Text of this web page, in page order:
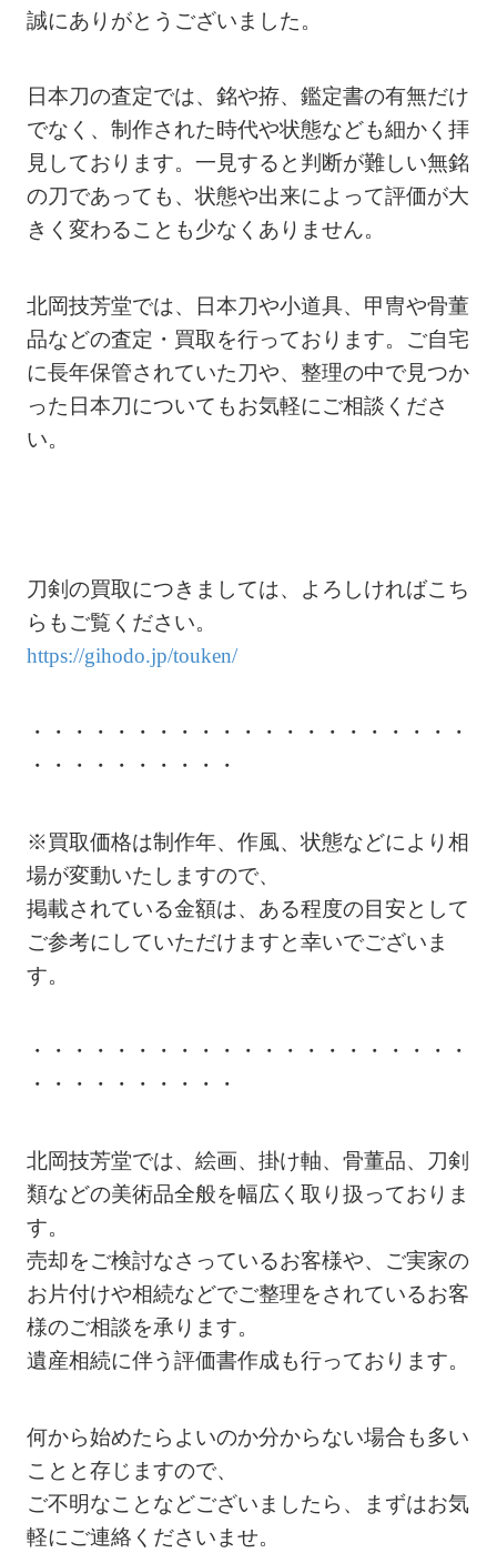
誠にありがとうございました。
日本刀の査定では、銘や拵、鑑定書の有無だけ
でなく、制作された時代や状態なども細かく拝
見しております。一見すると判断が難しい無銘
の刀であっても、状態や出来によって評価が大
きく変わることも少なくありません。
北岡技芳堂では、日本刀や小道具、甲冑や骨董
品などの査定・買取を行っております。ご自宅
に長年保管されていた刀や、整理の中で見つか
った日本刀についてもお気軽にご相談くださ
い。
刀剣の買取につきましては、よろしければこち
らもご覧ください。
https://gihodo.jp/touken/
・・・・・・・・・・・・・・・・・・・・・
・・・・・・・・・・
※買取価格は制作年、作風、状態などにより相
場が変動いたしますので、
掲載されている金額は、ある程度の目安として
ご参考にしていただけますと幸いでございま
す。
・・・・・・・・・・・・・・・・・・・・・
・・・・・・・・・・
北岡技芳堂では、絵画、掛け軸、骨董品、刀剣
類などの美術品全般を幅広く取り扱っておりま
す。
売却をご検討なさっているお客様や、ご実家の
お片付けや相続などでご整理をされているお客
様のご相談を承ります。
遺産相続に伴う評価書作成も行っております。
何から始めたらよいのか分からない場合も多い
ことと存じますので、
ご不明なことなどございましたら、まずはお気
軽にご連絡くださいませ。